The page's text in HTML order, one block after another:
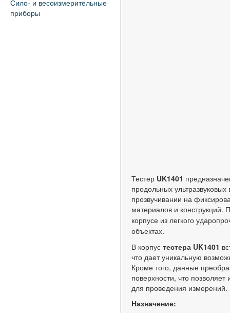
Сило- и весоизмерительные
приборы
Тестер UK1401
продольных
прозвучивании на
материалов и конструкций.
корпусе из легкого
объектах.
В корпус тестера UK1401
что дает уникальную
Кроме того, данные
поверхности, что
для проведения измерений.
Назначение: